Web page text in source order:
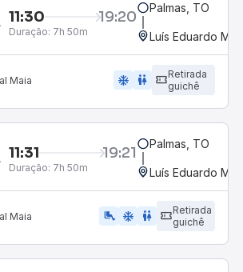
11:30 19:20
Duração: 7h 50m
Palmas, TO
Luís Eduardo
Maia ac_unit wc
Retirada
guichê
11:31 19:21
Duração: 7h 50m
Palmas, TO
Luís Eduardo
Maia airline_seat_legroom_extra ac_unit wc
Retirada
guichê